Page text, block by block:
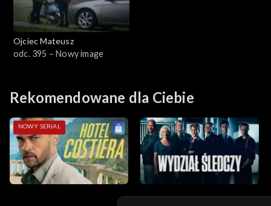
Sezon 12
Sezon 11
Sezon 9
Sezon 8
Sezon 7
Ojciec Mateusz
odc. 395 – Nowy image
Rekomendowane dla Ciebie
NOWY SERIAL